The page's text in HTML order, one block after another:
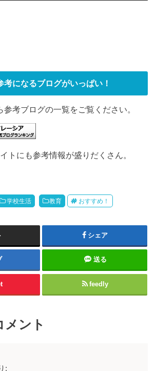
考になるブログがいっぱい！
参考ブログの一覧をご覧ください。
トにも参考情報が盛りだくさん。
学校生活 教育 おすすめ！
シェア
送る
feedly
メント
: